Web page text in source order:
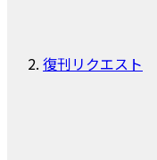
復刊リクエスト